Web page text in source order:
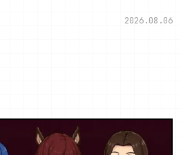
2026.08.06